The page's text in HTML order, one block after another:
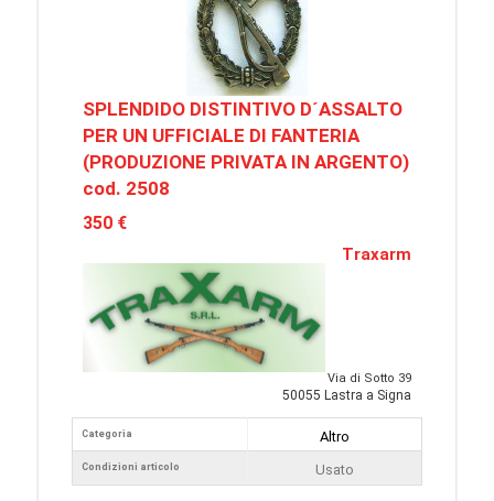
SPLENDIDO DISTINTIVO D´ASSALTO
PER UN UFFICIALE DI FANTERIA
(PRODUZIONE PRIVATA IN ARGENTO)
cod. 2508
350 €
Traxarm
Via di Sotto 39
50055 Lastra a Signa
Categoria
Condizioni articolo
Altro
Usato